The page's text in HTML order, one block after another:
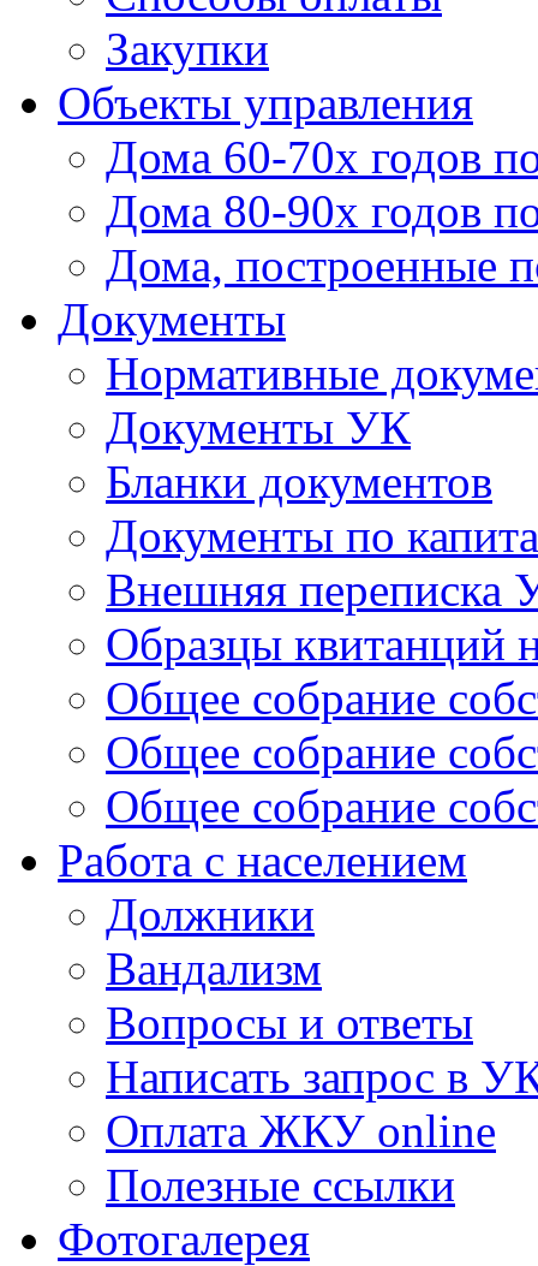
Закупки
Объекты управления
Дома 60-70х годов
Дома 80-90х годов
Дома, построенные
Документы
Нормативные
Документы УК
Бланки документов
Документы по
Внешняя переписка
Образцы квитанций
Общее собрание
Общее собрание
Общее собрание
Работа с населением
Должники
Вандализм
Вопросы и ответы
Написать запрос в
Оплата ЖКУ online
Полезные ссылки
Фотогалерея